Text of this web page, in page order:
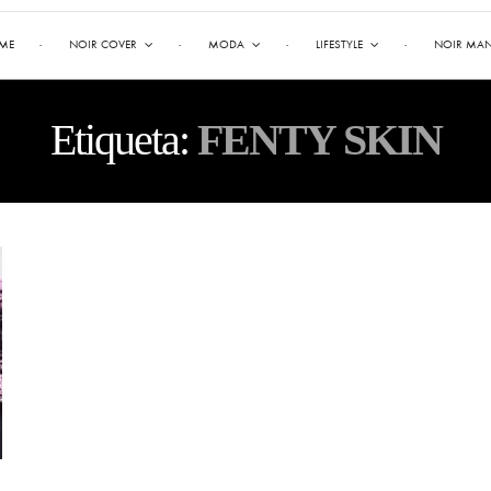
NOIR COVER MODA LIFESTYLE NOIR
Etiqueta: FENTY SKIN